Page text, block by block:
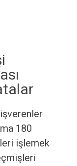
180
işlemek